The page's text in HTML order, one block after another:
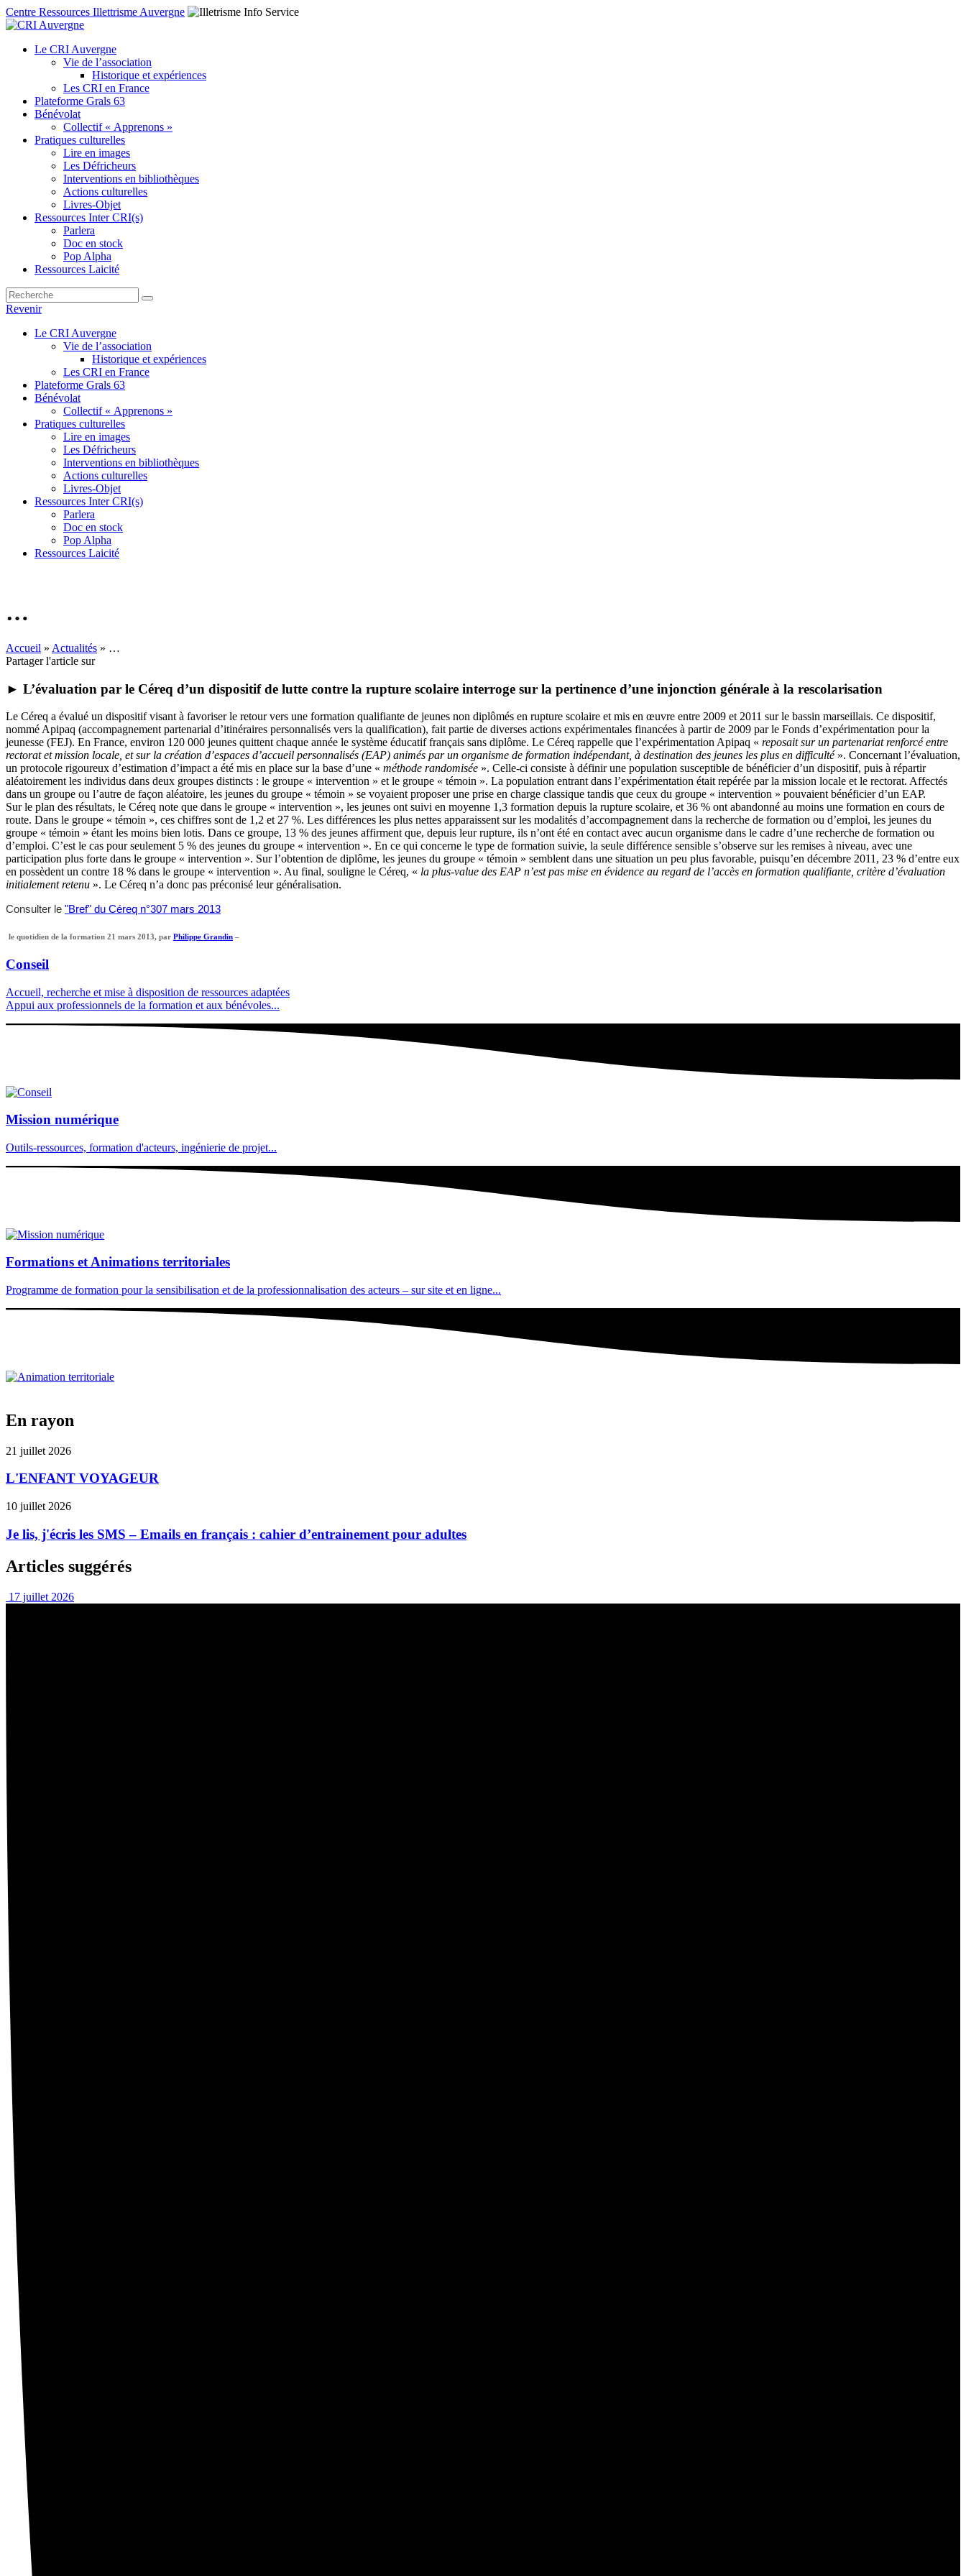
Centre Ressources Illettrisme Auvergne
Le CRI Auvergne
Vie de l’association
Historique et expériences
Les CRI en France
Plateforme Grals 63
Bénévolat
Collectif « Apprenons »
Pratiques culturelles
Lire en images
Les Défricheurs
Interventions en bibliothèques
Actions culturelles
Livres-Objet
Ressources Inter CRI(s)
Parlera
Doc en stock
Pop Alpha
Ressources Laicité
Revenir
Le CRI Auvergne
Vie de l’association
Historique et expériences
Les CRI en France
Plateforme Grals 63
Bénévolat
Collectif « Apprenons »
Pratiques culturelles
Lire en images
Les Défricheurs
Interventions en bibliothèques
Actions culturelles
Livres-Objet
Ressources Inter CRI(s)
Parlera
Doc en stock
Pop Alpha
Ressources Laicité
…
Accueil » Actualités » …
Partager l'article sur
► L’évaluation par le Céreq d’un dispositif de lutte contre la rupture scolaire interroge sur la pertinence d’une injonction générale à la rescolarisation
Le Céreq a évalué un dispositif visant à favoriser le retour vers une formation qualifiante de jeunes non diplômés en rupture scolaire et mis en œuvre entre 2009 et 2011 sur le bassin marseillais. Ce dispositif,
nommé Apipaq (accompagnement partenarial d’itinéraires personnalisés vers la qualification), fait partie de diverses actions expérimentales financées à partir de 2009 par le Fonds d’expérimentation pour la
jeunesse (FEJ). En France, environ 120 000 jeunes quittent chaque année le système éducatif français sans diplôme. Le Céreq rappelle que l’expérimentation Apipaq « reposait sur un partenariat renforcé entre
rectorat et mission locale, et sur la création d’espaces d’accueil personnalisés (EAP) animés par un organisme de formation indépendant, à destination des jeunes les plus en difficulté». Concernant l’évaluation,
un protocole rigoureux d’estimation d’impact a été mis en place sur la base d’une « méthode randomisée ». Celle-ci consiste à définir une population susceptible de bénéficier d’un dispositif, puis à répartir
aléatoirement les individus dans deux groupes distincts : le groupe « intervention » et le groupe « témoin ». La population entrant dans l’expérimentation était repérée par la mission locale et le rectorat. Affectés
dans un groupe ou l’autre de façon aléatoire, les jeunes du groupe « témoin » se voyaient proposer une prise en charge classique tandis que ceux du groupe « intervention » pouvaient bénéficier d’un EAP.
Sur le plan des résultats, le Céreq note que dans le groupe « intervention », les jeunes ont suivi en moyenne 1,3 formation depuis la rupture scolaire, et 36 % ont abandonné au moins une formation en cours de
route. Dans le groupe « témoin », ces chiffres sont de 1,2 et 27 %. Les différences les plus nettes apparaissent sur les modalités d’accompagnement dans la recherche de formation ou d’emploi, les jeunes du
groupe « témoin » étant les moins bien lotis. Dans ce groupe, 13 % des jeunes affirment que, depuis leur rupture, ils n’ont été en contact avec aucun organisme dans le cadre d’une recherche de formation ou
d’emploi. C’est le cas pour seulement 5 % des jeunes du groupe « intervention ». En ce qui concerne le type de formation suivie, la seule différence sensible s’observe sur les remises à niveau, avec une
participation plus forte dans le groupe « intervention ». Sur l’obtention de diplôme, les jeunes du groupe « témoin » semblent dans une situation un peu plus favorable, puisqu’en décembre 2011, 23 % d’entre eux
en possèdent un contre 18 % dans le groupe « intervention ». Au final, souligne le Céreq, « la plus-value des EAP n’est pas mise en évidence au regard de l’accès en formation qualifiante, critère d’évaluation
initialement retenu ». Le Céreq n’a donc pas préconisé leur généralisation.
Consulter le "Bref" du Céreq n°307 mars 2013
le quotidien de la formation 21 mars 2013, par Philippe Grandin –
Conseil
Accueil, recherche et mise à disposition de ressources adaptées
Appui aux professionnels de la formation et aux bénévoles...
Mission numérique
Outils-ressources, formation d'acteurs, ingénierie de projet...
Formations et Animations territoriales
Programme de formation pour la sensibilisation et de la professionnalisation des acteurs – sur site et en ligne...
En rayon
21 juillet 2026
L'ENFANT VOYAGEUR
10 juillet 2026
Je lis, j'écris les SMS – Emails en français : cahier d’entrainement pour adultes
Articles suggérés
17 juillet 2026